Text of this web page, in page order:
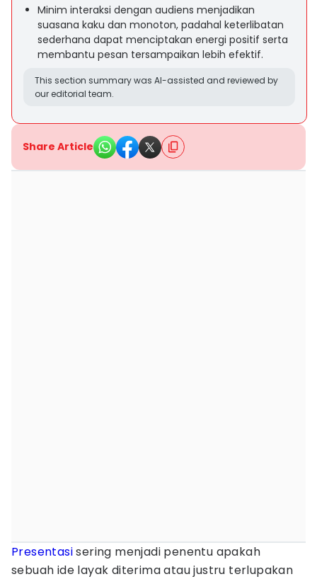
Minim interaksi dengan audiens menjadikan
suasana kaku dan monoton, padahal keterlibatan
sederhana dapat menciptakan energi positif serta
membantu pesan tersampaikan lebih efektif.
This section summary was AI-assisted and reviewed by
our editorial team.
Share Article
Presentasisering menjadi penentu apakah
sebuah ide layak diterima atau justru terlupakan